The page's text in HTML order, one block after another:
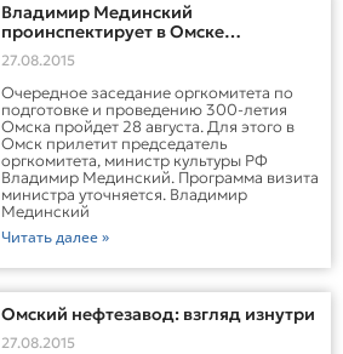
Владимир Мединский
проинспектирует в Омске
подготовку к 300-летию
27.08.2015
Очередное заседание оргкомитета по
подготовке и проведению 300-летия
Омска пройдет 28 августа. Для этого в
Омск прилетит председатель
оргкомитета, министр культуры РФ
Владимир Мединский. Программа визита
министра уточняется. Владимир
Мединский
Читать далее »
Омский нефтезавод: взгляд изнутри
27.08.2015